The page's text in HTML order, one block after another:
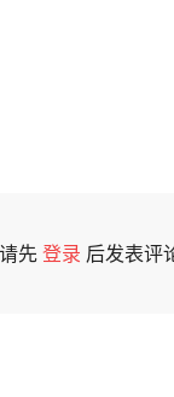
请先登录 后发表评